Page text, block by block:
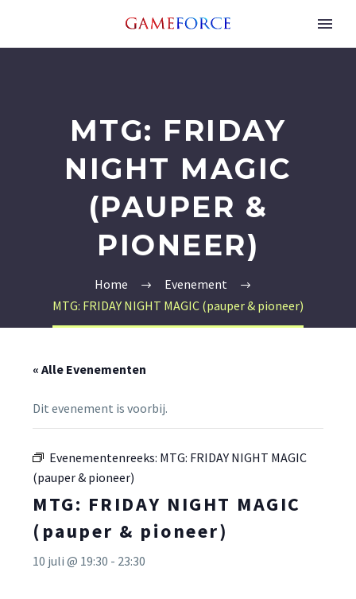
MTG: FRIDAY
NIGHT MAGIC
(PAUPER &
PIONEER)
Home
Evenement
MTG: FRIDAY NIGHT MAGIC (pauper & pioneer)
« Alle Evenementen
Dit evenement is voorbij.
Evenementenreeks: MTG: FRIDAY NIGHT MAGIC
(pauper & pioneer)
MTG: FRIDAY NIGHT MAGIC
(pauper & pioneer)
10 juli @ 19:30 - 23:30